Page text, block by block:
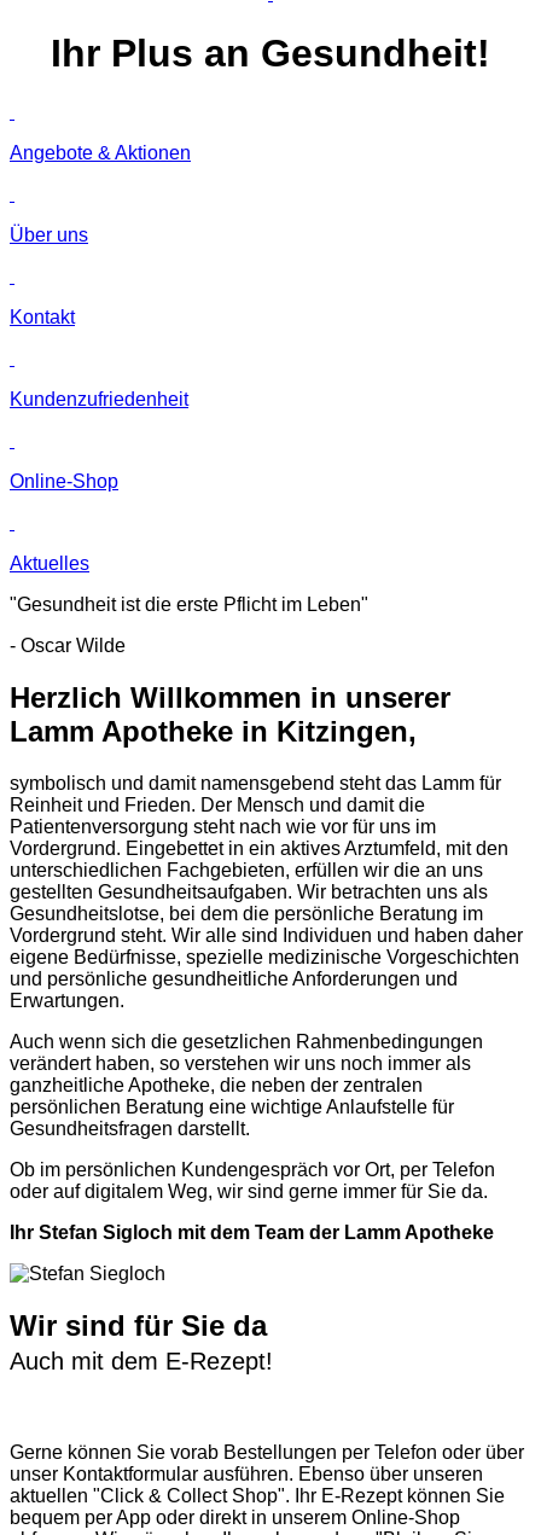
Ihr Plus an Gesundheit!
Angebote & Aktionen
Über uns
Kontakt
Kunden­zufriedenheit
Online-Shop
Aktuelles
"Gesundheit ist die erste Pflicht im Leben"
- Oscar Wilde
Herzlich Willkommen in unserer
Lamm Apotheke in Kitzingen,
symbolisch und damit namensgebend steht das Lamm für
Reinheit und Frieden. Der Mensch und damit die
Patientenversorgung steht nach wie vor für uns im
Vordergrund. Eingebettet in ein aktives Arztumfeld, mit den
unterschiedlichen Fachgebieten, erfüllen wir die an uns
gestellten Gesundheitsaufgaben. Wir betrachten uns als
Gesundheitslotse, bei dem die persönliche Beratung im
Vordergrund steht. Wir alle sind Individuen und haben daher
eigene Bedürfnisse, spezielle medizinische Vorgeschichten
und persönliche gesundheitliche Anforderungen und
Erwartungen.
Auch wenn sich die gesetzlichen Rahmenbedingungen
verändert haben, so verstehen wir uns noch immer als
ganzheitliche Apotheke, die neben der zentralen
persönlichen Beratung eine wichtige Anlaufstelle für
Gesundheitsfragen darstellt.
Ob im persönlichen Kundengespräch vor Ort, per Telefon
oder auf digitalem Weg, wir sind gerne immer für Sie da.
Ihr Stefan Sigloch mit dem Team der Lamm Apotheke
Wir sind für Sie da
Auch mit dem E-Rezept!
Gerne können Sie vorab Bestellungen per Telefon oder über
unser Kontaktformular ausführen. Ebenso über unseren
aktuellen "Click & Collect Shop". Ihr E-Rezept können Sie
bequem per App oder direkt in unserem Online-Shop